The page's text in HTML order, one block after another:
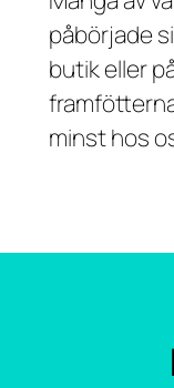
påbörjade
butik eller
minst hos